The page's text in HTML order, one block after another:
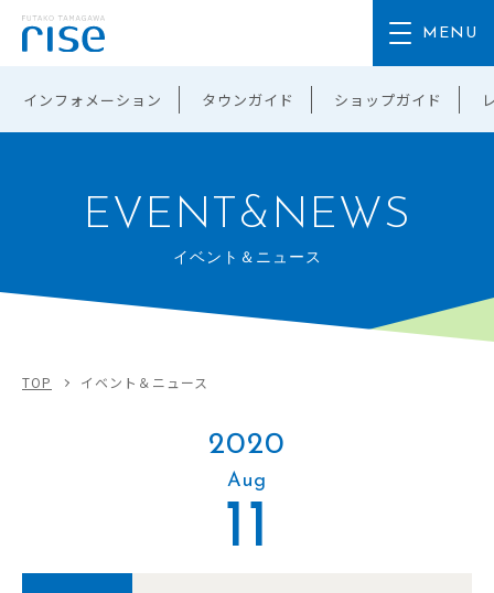
インフォメーション タウンガイド ショップガイド
EVENT&NEWS
イベント＆ニュース
TOP イベント＆ニュース
2020
Aug
11